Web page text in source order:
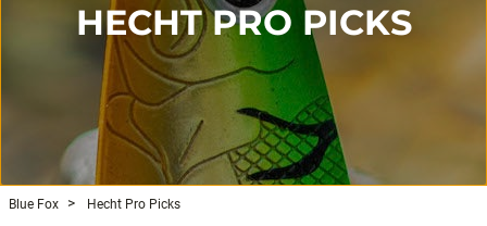
HECHT PRO PICKS
Blue Fox Hecht Pro Picks